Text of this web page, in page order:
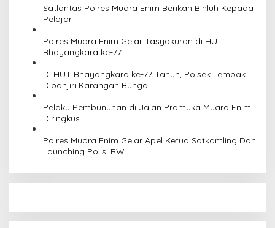
Satlantas Polres Muara Enim Berikan Binluh Kepada
Pelajar
Polres Muara Enim Gelar Tasyakuran di HUT
Bhayangkara ke-77
Di HUT Bhayangkara ke-77 Tahun, Polsek Lembak
Dibanjiri Karangan Bunga
Pelaku Pembunuhan di Jalan Pramuka Muara Enim
Diringkus
Polres Muara Enim Gelar Apel Ketua Satkamling Dan
Launching Polisi RW